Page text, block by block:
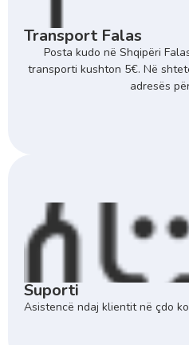
Transport Falas
Posta kudo në Shqipëri
transporti kushton 5€. Në
adresës
Suporti
Asistencë ndaj klientit në çdo